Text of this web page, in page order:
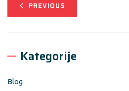
PREVIOUS
Kategorije
Blog